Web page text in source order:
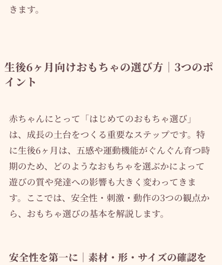
きます。
生後6ヶ月向けおもちゃの選び方｜3つのポ
イント
赤ちゃんにとって「はじめてのおもちゃ選び」
は、成長の土台をつくる重要なステップです。特
に生後6ヶ月は、五感や運動機能がぐんぐん育つ時
期のため、どのようなおもちゃを選ぶかによって
遊びの質や発達への影響も大きく変わってきま
す。ここでは、安全性・刺激・動作の3つの観点か
ら、おもちゃ選びの基本を解説します。
安全性を第一に｜素材・形・サイズの確認を